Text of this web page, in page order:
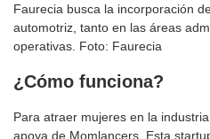
Faurecia busca la incorporación
automotriz, tanto en las áreas
operativas. Foto: Faurecia
¿Cómo funciona?
Para atraer mujeres en la
apoya de Momlancers. Esta